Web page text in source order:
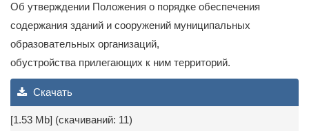
Об утверждении Положения о порядке обеспечения
содержания зданий и сооружений муниципальных
образовательных организаций,
обустройства прилегающих к ним территорий.
Скачать
[1.53 Mb] (cкачиваний: 11)